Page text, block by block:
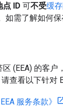
点 ID 可不受缓
如需了解如何
区 (EEA) 的客
查看以下针对
服务条款》